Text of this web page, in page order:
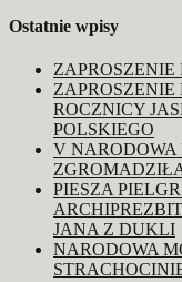
Ostatnie wpisy
ROCZNICY
POLSKIEGO
V NARODOWA
PIESZA
JANA Z DUKLI
NARODOWA